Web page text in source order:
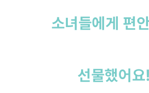
소녀들에게 편
선물했어요!